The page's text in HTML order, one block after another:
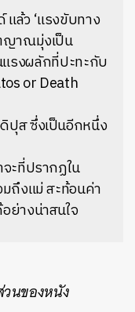
ล้ว ‘แรงขับทาง
ญาณมุ่งเป็น
แรงผลักที่ปะทะกับ
or Death
ปุส ซึ่งเป็นอีกหนึ่ง
ะที่ปรากฏใน
ถึงแม่ สะท้อนค่า
ย่างน่าสนใจ
วนของหนัง